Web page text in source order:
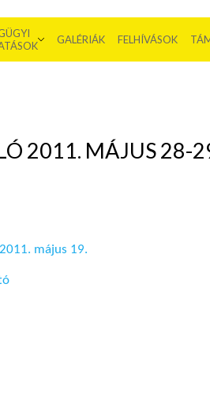
GALÉRIÁK FELHÍVÁSOK
2011. MÁJUS 28-
május 19.